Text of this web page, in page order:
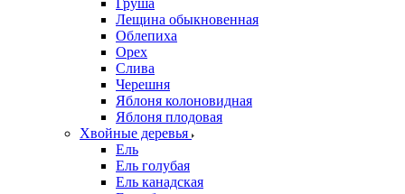
Груша
Лещина обыкновенная
Облепиха
Орех
Слива
Черешня
Яблоня колоновидная
Яблоня плодовая
Хвойные деревья
Ель
Ель голубая
Ель канадская